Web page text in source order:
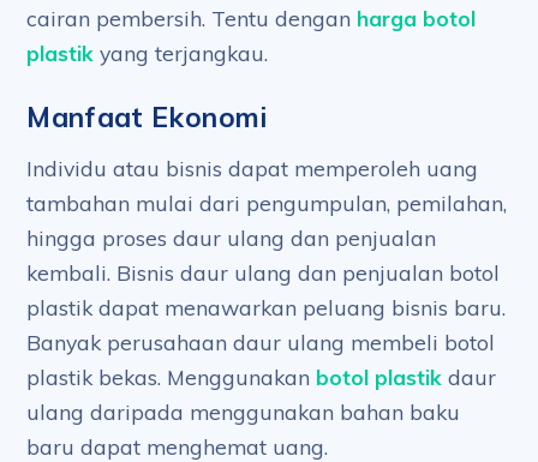
cairan pembersih. Tentu dengan harga botol
plastik yang terjangkau.
Manfaat Ekonomi
Individu atau bisnis dapat memperoleh uang
tambahan mulai dari pengumpulan, pemilahan,
hingga proses daur ulang dan penjualan
kembali. Bisnis daur ulang dan penjualan botol
plastik dapat menawarkan peluang bisnis baru.
Banyak perusahaan daur ulang membeli botol
plastik bekas. Menggunakan botol plastik daur
ulang daripada menggunakan bahan baku
baru dapat menghemat uang.